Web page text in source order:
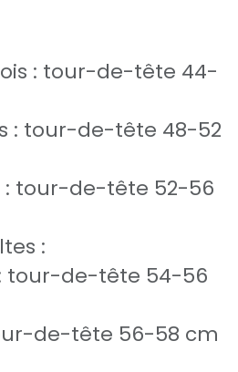
: tour-de-tête 44-
: tour-de-tête 48-52
: tour-de-tête 52-56
:
tour-de-tête 54-56
de-tête 56-58 cm